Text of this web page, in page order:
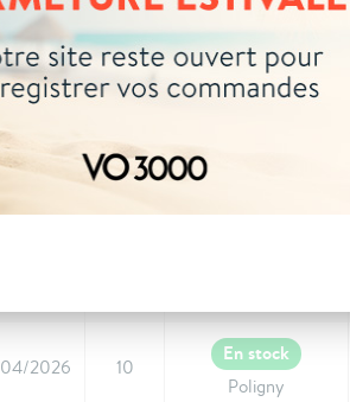
19 641
04/2026 10
En stock
Poligny